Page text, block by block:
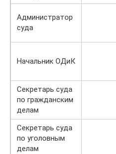
Администратор
суда
Начальник ОДиК
Секретарь суда
по гражданским
делам
Секретарь суда
по уголовным
делам